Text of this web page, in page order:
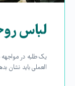
لباس
یک طلبه در
العملی باید نشان